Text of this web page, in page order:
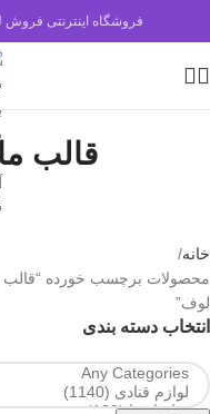
فروشگاه اینترنتی فروش
قالب
خانه
محصولات برچسب خورده “قالب
لوف”
انتخاب دسته بندی